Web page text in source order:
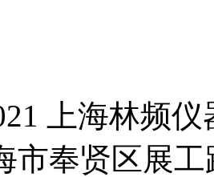
上海林频
市奉贤区展工